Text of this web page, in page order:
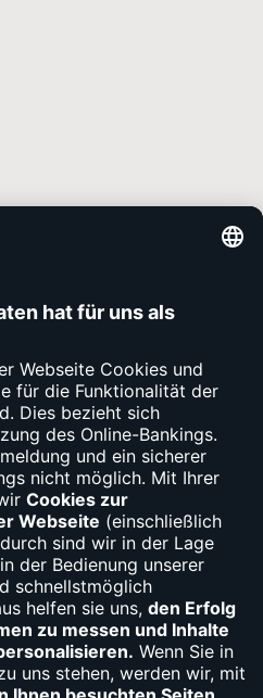
Services
66010